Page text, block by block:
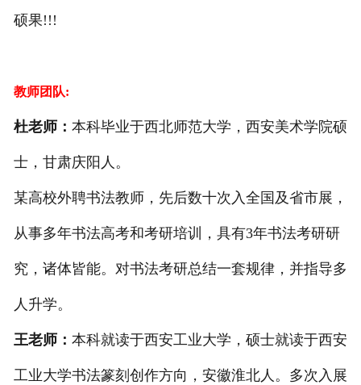
硕果!!!
教师团队:
杜老师： 本科毕业于西北师范大学，西安美术学院硕
士，甘肃庆阳人。
某高校外聘书法教师，先后数十次入全国及省市展，
从事多年书法高考和考研培训，具有3年书法考研研
究，诸体皆能。对书法考研总结一套规律，并指导多
人升学。
王老师： 本科就读于西安工业大学，硕士就读于西安
工业大学书法篆刻创作方向，安徽淮北人。 多次入展